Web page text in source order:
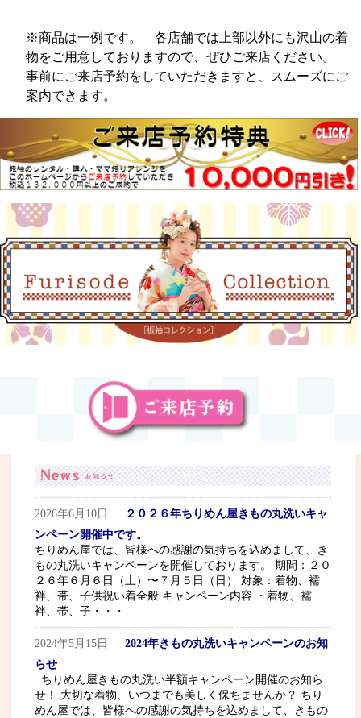
※商品は一例です。 各店舗では上部以外にも沢山の着
物をご用意しておりますので、ぜひご来店ください。
事前にご来店予約をしていただきますと、スムーズにご
案内できます。
2026年6月10日
２０２６年ちりめん屋きもの丸洗いキャ
ンペーン開催中です。
ちりめん屋では、皆様への感謝の気持ちを込めまして、き
もの丸洗いキャンペーンを開催しております。 期間：２０
２６年６月６日（土）〜７月５日（日） 対象：着物、襦
袢、帯、子供祝い着全般 キャンペーン内容 ・着物、襦
袢、帯、子・・・
2024年5月15日
2024年きもの丸洗いキャンペーンのお知
らせ
ちりめん屋きもの丸洗い半額キャンペーン開催のお知ら
せ！ 大切な着物、いつまでも美しく保ちませんか？ ちり
めん屋では、皆様への感謝の気持ちを込めまして、きもの